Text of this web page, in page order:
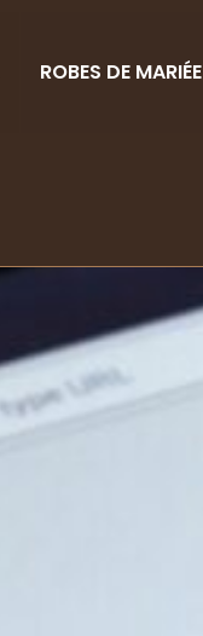
ROBES DE MARIÉE